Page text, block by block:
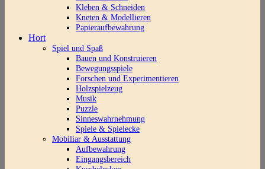
Kleben & Schneiden
Kneten & Modellieren
Papieraufbewahrung
Hort
Spiel und Spaß
Bauen und Konstruieren
Bewegungsspiele
Forschen und Experimentieren
Holzspielzeug
Musik
Puzzle
Sinneswahrnehmung
Spiele & Spielecke
Mobiliar & Ausstattung
Aufbewahrung
Eingangsbereich